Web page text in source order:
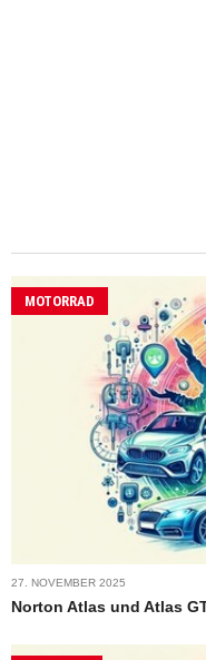
MOTORRAD
27. NOVEMBER 2025
Norton Atlas und Atlas